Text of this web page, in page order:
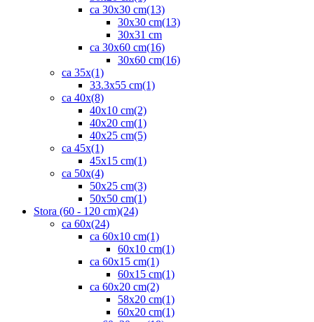
ca 30x30 cm(13)
30x30 cm(13)
30x31 cm
ca 30x60 cm(16)
30x60 cm(16)
ca 35x(1)
33.3x55 cm(1)
ca 40x(8)
40x10 cm(2)
40x20 cm(1)
40x25 cm(5)
ca 45x(1)
45x15 cm(1)
ca 50x(4)
50x25 cm(3)
50x50 cm(1)
Stora (60 - 120 cm)(24)
ca 60x(24)
ca 60x10 cm(1)
60x10 cm(1)
ca 60x15 cm(1)
60x15 cm(1)
ca 60x20 cm(2)
58x20 cm(1)
60x20 cm(1)